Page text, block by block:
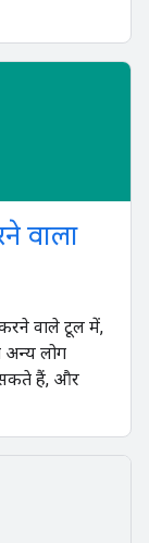
वाला
वाले टूल में,
अन्य लोग
सकते हैं, और